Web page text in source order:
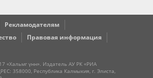
Рекламодателям
Правовая информация
«Хальмг үнн». Издатель АУ РК «РИА
358000, Республика Калмыкия, г. Элиста,